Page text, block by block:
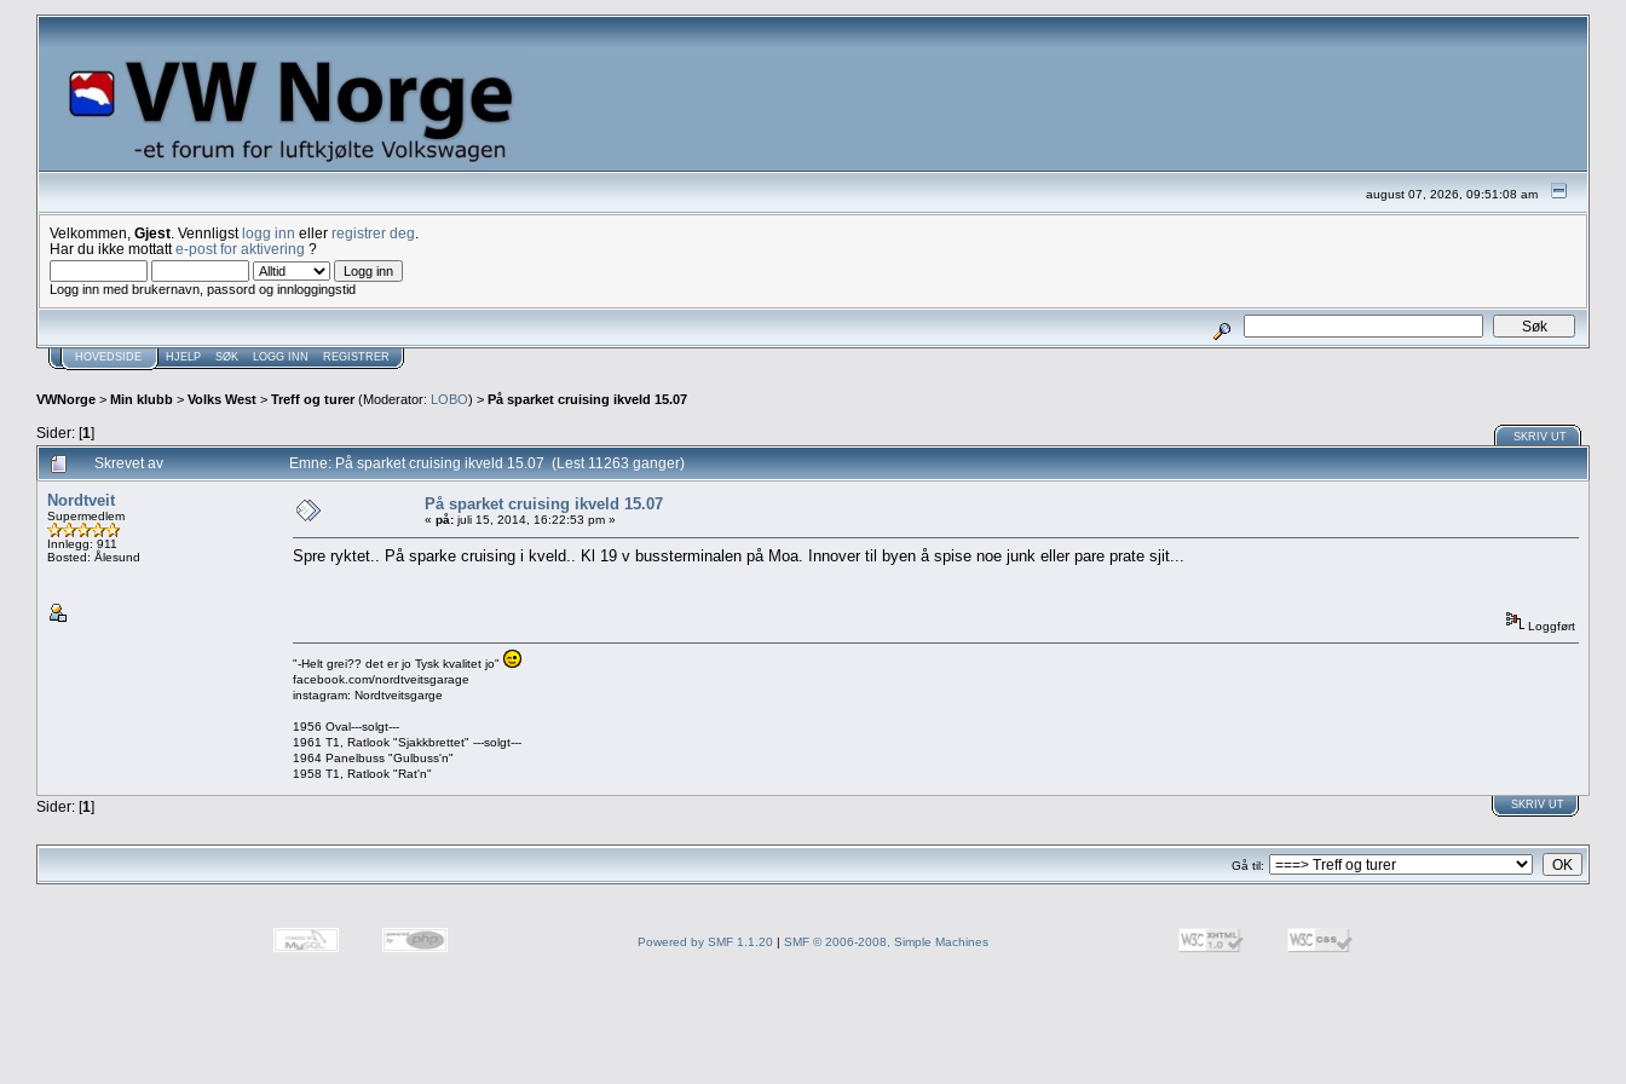
august 07, 2026, 09:51:08 am
Velkommen, Gjest . Vennligstlogg inn eller registrer deg
Har du ikke mottatte-post for aktivering ?
Logg inn med brukernavn, passord og innloggingstid
HOVEDSIDE HJELP SØK LOGG INN REGISTRER
VWNorge > Min klubb > Volks West > Treff og turer(Moderator: LOBO) > På sparket cruising ikveld 15.07
Sider: [1] SKRIV UT
Skrevet av Emne: På sparket cruising ikveld 15.07 (Lest 11263 ganger)
Nordtveit
Supermedlem
Innlegg: 911
Bosted: Ålesund
På sparket cruising ikveld 15.07
« på: juli 15, 2014, 16:22:53 pm »
Spre ryktet.. På sparke cruising i kveld.. Kl 19 v bussterminalen på Moa. Innover til byen å spise noe junk eller pare prate sjit...
Loggført
"-Helt grei?? det er jo Tysk kvalitet jo"
facebook.com/nordtveitsgarage
instagram: Nordtveitsgarge
1956 Oval---solgt---
1961 T1, Ratlook "Sjakkbrettet" ---solgt---
1964 Panelbuss "Gulbuss'n"
1958 T1, Ratlook "Rat'n"
Sider: [1] SKRIV UT
Gå til:
Powered by SMF 1.1.20 | SMF © 2006-2008, Simple Machines